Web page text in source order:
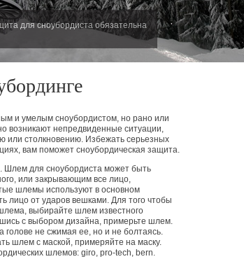
для сноубордиста обязательна
и умелым сноубордистом, но рано или
возникают непредвиденные ситуации,
или столкновению. Избежать серьезных
вам поможет сноубордическая защита.
Шлем для сноубордиста может быть
или закрывающим все лицо,
шлемы используют в основном
лицо от ударов вешками. Для того чтобы
выбирайте шлем известного
с выбором дизайна, примерьте шлем.
голове не сжимая ее, но и не болтаясь.
шлем с маской, примеряйте на маску.
шлемов: giro, pro-tech, bern.